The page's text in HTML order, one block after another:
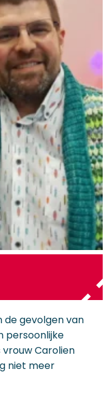
de gevolgen van
persoonlijke
Carolien
niet meer